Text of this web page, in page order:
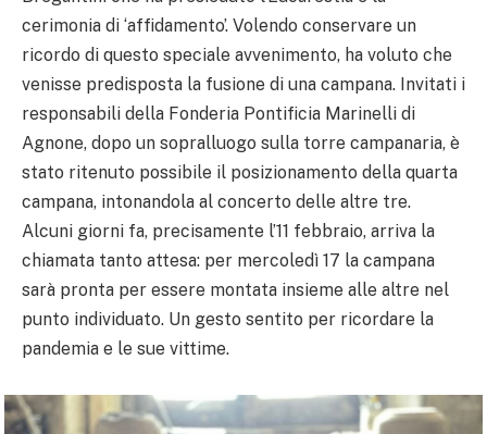
cerimonia di ‘affidamento’. Volendo conservare un
ricordo di questo speciale avvenimento, ha voluto che
venisse predisposta la fusione di una campana. Invitati i
responsabili della Fonderia Pontificia Marinelli di
Agnone, dopo un sopralluogo sulla torre campanaria, è
stato ritenuto possibile il posizionamento della quarta
campana, intonandola al concerto delle altre tre.
Alcuni giorni fa, precisamente l’11 febbraio, arriva la
chiamata tanto attesa: per mercoledì 17 la campana
sarà pronta per essere montata insieme alle altre nel
punto individuato. Un gesto sentito per ricordare la
pandemia e le sue vittime.